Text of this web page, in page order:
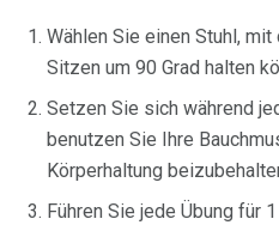
Wählen Sie einen Stuhl,
Sitzen um 90 Grad halten
Setzen Sie sich während
benutzen Sie Ihre
Körperhaltung
Führen Sie jede Übung für